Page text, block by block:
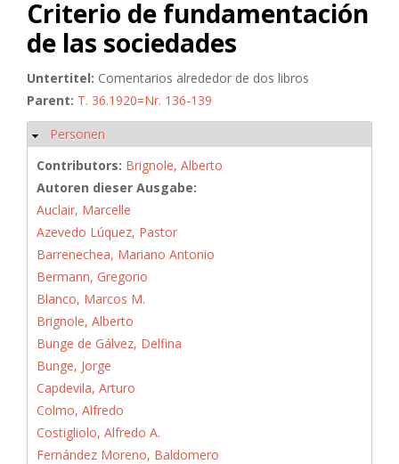
Criterio de fundamentación
de las sociedades
Untertitel: Comentarios alrededor de dos libros
Parent: T. 36.1920=Nr. 136-139
Hide
Personen
Contributors: Brignole, Alberto
Autoren dieser Ausgabe:
Auclair, Marcelle
Azevedo Lúquez, Pastor
Barrenechea, Mariano Antonio
Bermann, Gregorio
Blanco, Marcos M.
Brignole, Alberto
Bunge de Gálvez, Delfina
Bunge, Jorge
Capdevila, Arturo
Colmo, Alfredo
Costigliolo, Alfredo A.
Fernández Moreno, Baldomero